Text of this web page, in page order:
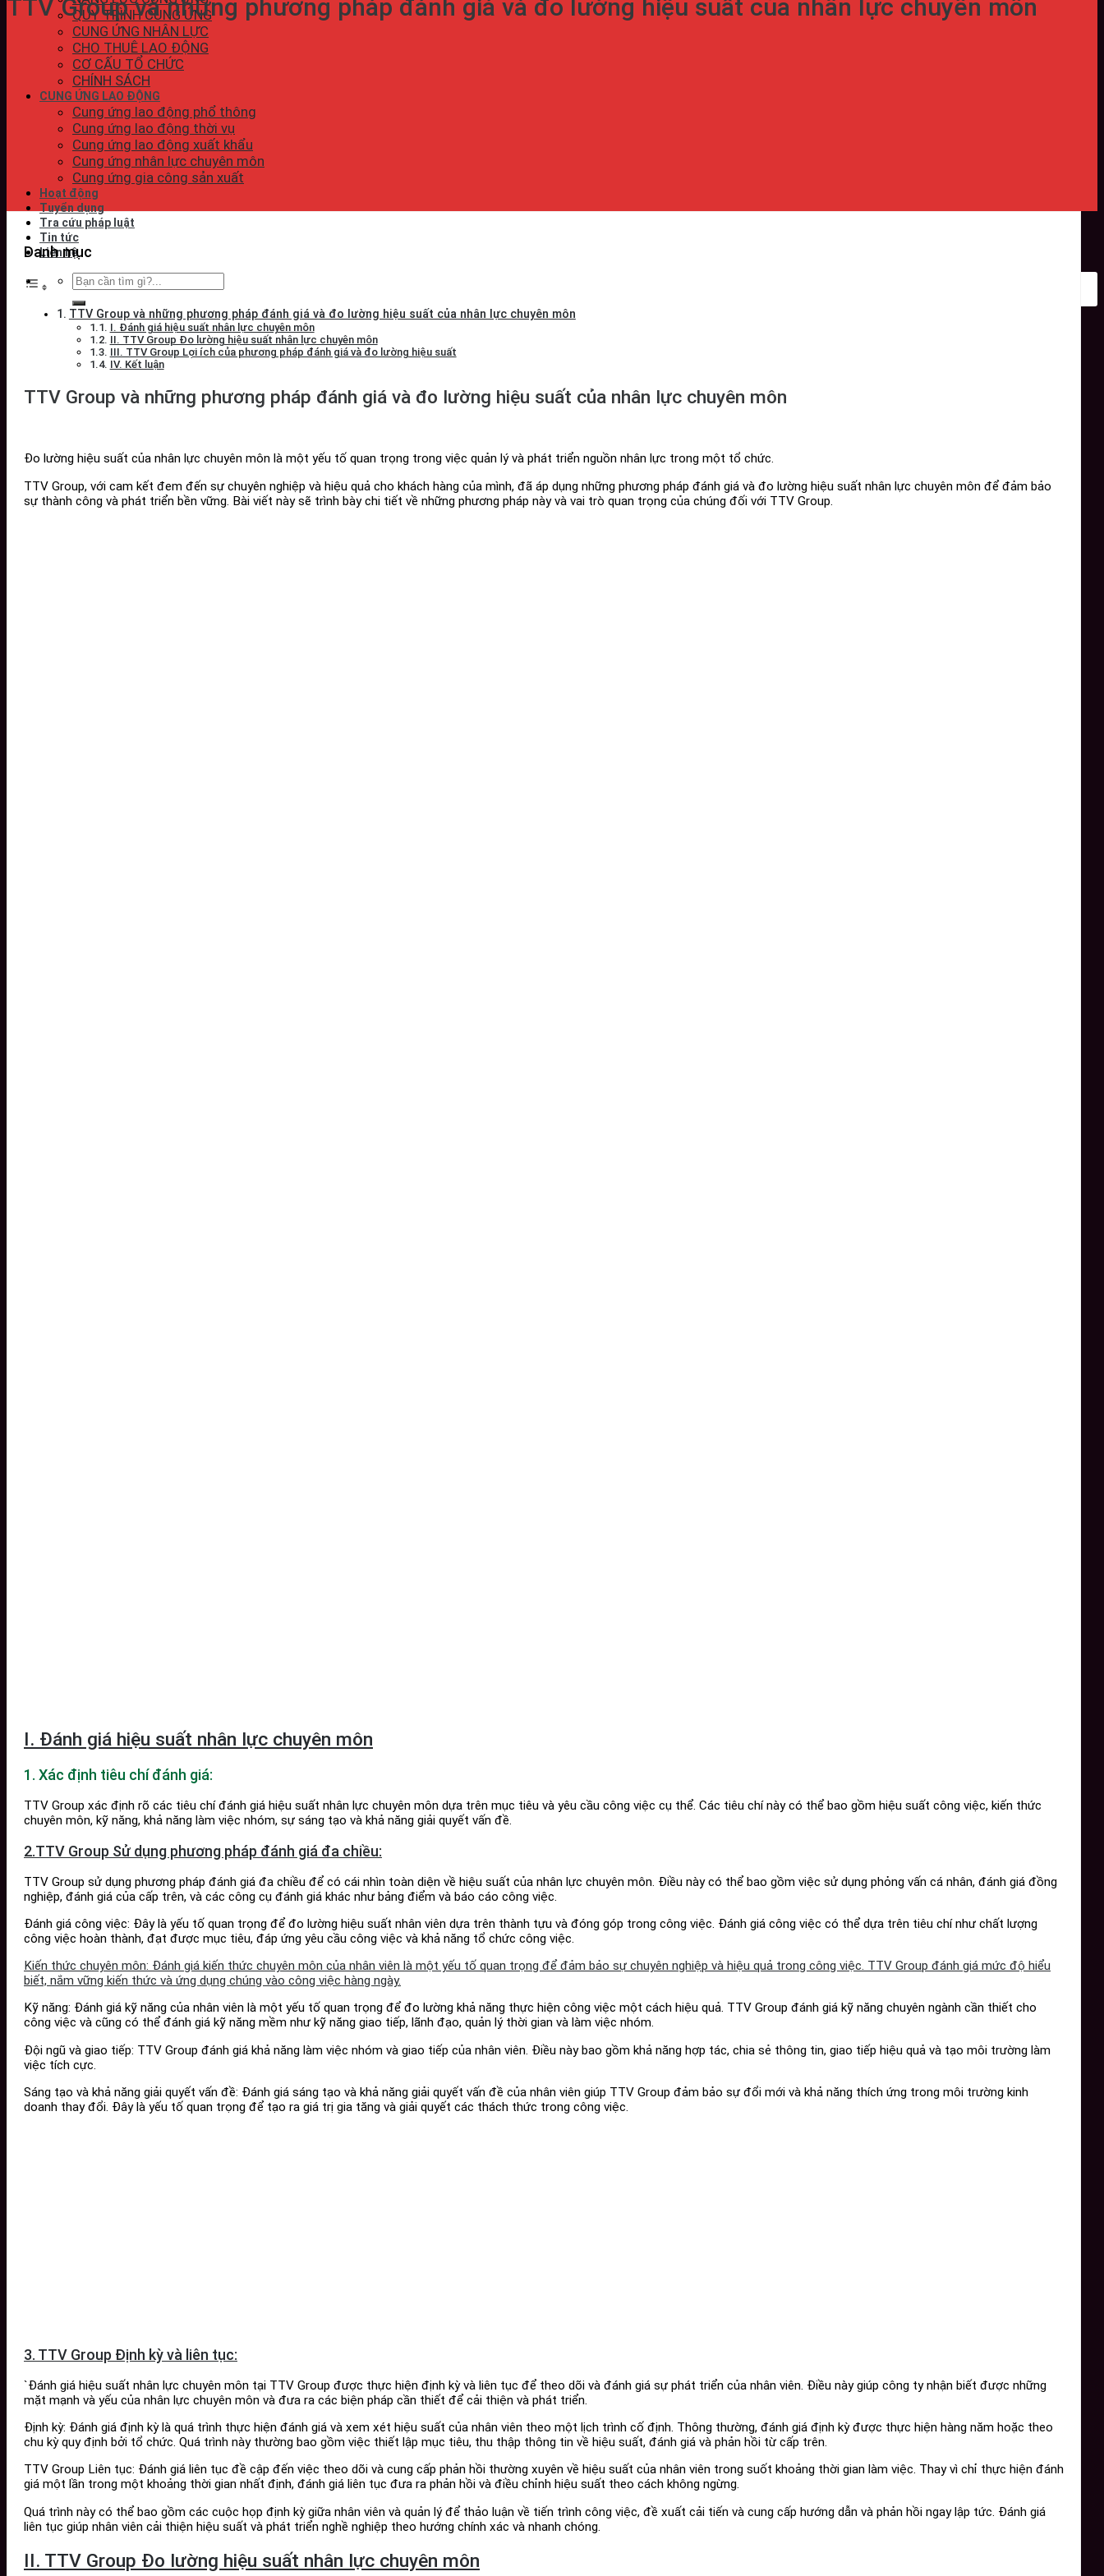
QUY TRÌNH CUNG ỨNG
CUNG ỨNG NHÂN LỰC
CHO THUÊ LAO ĐỘNG
CƠ CẤU TỔ CHỨC
CHÍNH SÁCH
CUNG ỨNG LAO ĐỘNG
Cung ứng lao động phổ thông
Cung ứng lao động thời vụ
Cung ứng lao động xuất khẩu
Cung ứng nhân lực chuyên môn
Cung ứng gia công sản xuất
Hoạt động
Tuyển dụng
Tra cứu pháp luật
Tin tức
Liên hệ
TTV Group và những phương pháp đánh giá và đo lường hiệu suất của nhân lực chuyên môn
Danh mục
TTV Group và những phương pháp đánh giá và đo lường hiệu suất của nhân lực chuyên môn
I. Đánh giá hiệu suất nhân lực chuyên môn
II. TTV Group Đo lường hiệu suất nhân lực chuyên môn
III. TTV Group Lợi ích của phương pháp đánh giá và đo lường hiệu suất
IV. Kết luận
TTV Group và những phương pháp đánh giá và đo lường hiệu suất của nhân lực chuyên môn
Đo lường hiệu suất của nhân lực chuyên môn là một yếu tố quan trọng trong việc quản lý và phát triển nguồn nhân lực trong một tổ chức.
TTV Group, với cam kết đem đến sự chuyên nghiệp và hiệu quả cho khách hàng của mình, đã áp dụng những phương pháp đánh giá và đo lường hiệu suất nhân lực chuyên môn để đảm bảo
sự thành công và phát triển bền vững. Bài viết này sẽ trình bày chi tiết về những phương pháp này và vai trò quan trọng của chúng đối với TTV Group.
I. Đánh giá hiệu suất nhân lực chuyên môn
1. Xác định tiêu chí đánh giá:
TTV Group xác định rõ các tiêu chí đánh giá hiệu suất nhân lực chuyên môn dựa trên mục tiêu và yêu cầu công việc cụ thể. Các tiêu chí này có thể bao gồm hiệu suất công việc, kiến thức
chuyên môn, kỹ năng, khả năng làm việc nhóm, sự sáng tạo và khả năng giải quyết vấn đề.
2.TTV Group Sử dụng phương pháp đánh giá đa chiều:
TTV Group sử dụng phương pháp đánh giá đa chiều để có cái nhìn toàn diện về hiệu suất của nhân lực chuyên môn. Điều này có thể bao gồm việc sử dụng phỏng vấn cá nhân, đánh giá đồng
nghiệp, đánh giá của cấp trên, và các công cụ đánh giá khác như bảng điểm và báo cáo công việc.
Đánh giá công việc: Đây là yếu tố quan trọng để đo lường hiệu suất nhân viên dựa trên thành tựu và đóng góp trong công việc. Đánh giá công việc có thể dựa trên tiêu chí như chất lượng
công việc hoàn thành, đạt được mục tiêu, đáp ứng yêu cầu công việc và khả năng tổ chức công việc.
Kiến thức chuyên môn: Đánh giá kiến thức chuyên môn của nhân viên là một yếu tố quan trọng để đảm bảo sự chuyên nghiệp và hiệu quả trong công việc. TTV Group đánh giá mức độ hiểu
biết, nắm vững kiến thức và ứng dụng chúng vào công việc hàng ngày.
Kỹ năng: Đánh giá kỹ năng của nhân viên là một yếu tố quan trọng để đo lường khả năng thực hiện công việc một cách hiệu quả. TTV Group đánh giá kỹ năng chuyên ngành cần thiết cho
công việc và cũng có thể đánh giá kỹ năng mềm như kỹ năng giao tiếp, lãnh đạo, quản lý thời gian và làm việc nhóm.
Đội ngũ và giao tiếp: TTV Group đánh giá khả năng làm việc nhóm và giao tiếp của nhân viên. Điều này bao gồm khả năng hợp tác, chia sẻ thông tin, giao tiếp hiệu quả và tạo môi trường làm
việc tích cực.
Sáng tạo và khả năng giải quyết vấn đề: Đánh giá sáng tạo và khả năng giải quyết vấn đề của nhân viên giúp TTV Group đảm bảo sự đổi mới và khả năng thích ứng trong môi trường kinh
doanh thay đổi. Đây là yếu tố quan trọng để tạo ra giá trị gia tăng và giải quyết các thách thức trong công việc.
3. TTV Group Định kỳ và liên tục:
`Đánh giá hiệu suất nhân lực chuyên môn tại TTV Group được thực hiện định kỳ và liên tục để theo dõi và đánh giá sự phát triển của nhân viên. Điều này giúp công ty nhận biết được những
mặt mạnh và yếu của nhân lực chuyên môn và đưa ra các biện pháp cần thiết để cải thiện và phát triển.
Định kỳ: Đánh giá định kỳ là quá trình thực hiện đánh giá và xem xét hiệu suất của nhân viên theo một lịch trình cố định. Thông thường, đánh giá định kỳ được thực hiện hàng năm hoặc theo
chu kỳ quy định bởi tổ chức. Quá trình này thường bao gồm việc thiết lập mục tiêu, thu thập thông tin về hiệu suất, đánh giá và phản hồi từ cấp trên.
TTV Group Liên tục: Đánh giá liên tục đề cập đến việc theo dõi và cung cấp phản hồi thường xuyên về hiệu suất của nhân viên trong suốt khoảng thời gian làm việc. Thay vì chỉ thực hiện đánh
giá một lần trong một khoảng thời gian nhất định, đánh giá liên tục đưa ra phản hồi và điều chỉnh hiệu suất theo cách không ngừng.
Quá trình này có thể bao gồm các cuộc họp định kỳ giữa nhân viên và quản lý để thảo luận về tiến trình công việc, đề xuất cải tiến và cung cấp hướng dẫn và phản hồi ngay lập tức. Đánh giá
liên tục giúp nhân viên cải thiện hiệu suất và phát triển nghề nghiệp theo hướng chính xác và nhanh chóng.
II. TTV Group Đo lường hiệu suất nhân lực chuyên môn